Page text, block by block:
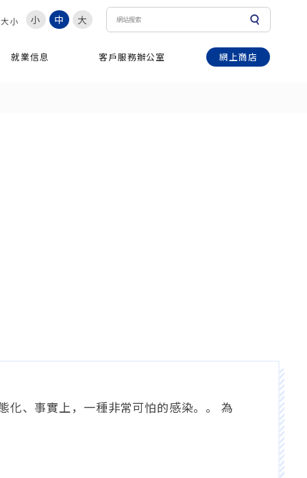
小 小 中 大
就業信息 客戶服務辦公室 網上商店
化、事實上，一種非常可怕的感染。。 為